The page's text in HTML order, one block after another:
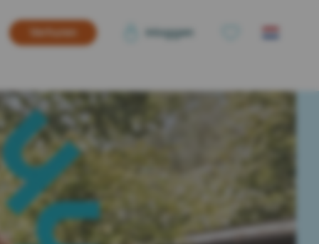
Verhuren inloggen
Duitsland